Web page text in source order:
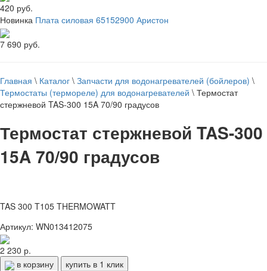
420 руб.
Новинка Плата силовая 65152900 Аристон
7 690 руб.
Главная \ Каталог \ Запчасти для водонагревателей (бойлеров) \
Термостаты (термореле) для водонагревателей \ Термостат
стержневой TAS-300 15A 70/90 градусов
Термостат стержневой TAS-300
15A 70/90 градусов
TAS 300 T105 THERMOWATT
Артикул: WN013412075
2 230 р.
в корзину
купить в 1 клик